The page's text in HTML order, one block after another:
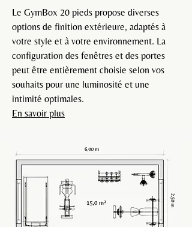
Le GymBox 20 pieds propose diverses
options de finition extérieure, adaptés à
votre style et à votre environnement. La
configuration des fenêtres et des portes
peut être entièrement choisie selon vos
souhaits pour une luminosité et une
intimité optimales.
En savoir plus